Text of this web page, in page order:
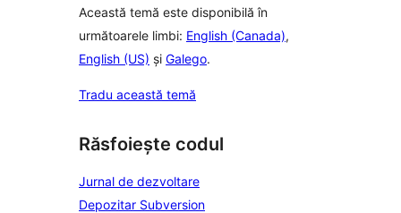
Această temă este disponibilă în
următoarele limbi: English (Canada),
English (US) și Galego.
Tradu această temă
Răsfoiește codul
Jurnal de dezvoltare
Depozitar Subversion